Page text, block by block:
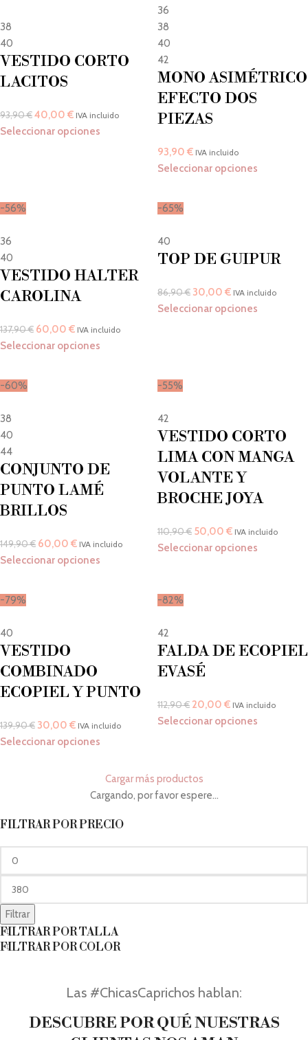
FILTRAR POR PRECIO
Filtrar
FILTRAR POR TALLA
FILTRAR POR COLOR
38
40
VESTIDO CORTO
LACITOS
93,90€40,00 € IVA incluido
Seleccionar opciones
36
38
40
42
MONO ASIMÉTRICO
EFECTO DOS
PIEZAS
93,90 € IVA incluido
Seleccionar opciones
-56%
36
40
VESTIDO HALTER
CAROLINA
137,90€ 60,00 € IVA incluido
Seleccionar opciones
-65%
40
TOP DE GUIPUR
86,90€ 30,00 € IVA incluido
Seleccionar opciones
-60%
38
40
44
CONJUNTO DE
PUNTO LAMÉ
BRILLOS
149,90€ 60,00 € IVA incluido
Seleccionar opciones
-55%
42
VESTIDO CORTO
LIMA CON MANGA
VOLANTE Y
BROCHE JOYA
110,90€ 50,00 € IVA incluido
Seleccionar opciones
-79%
40
VESTIDO
COMBINADO
ECOPIEL Y PUNTO
139,90€ 30,00 € IVA incluido
Seleccionar opciones
-82%
42
FALDA DE ECOPIEL
EVASÉ
112,90€ 20,00 € IVA incluido
Seleccionar opciones
Cargar más productos
Cargando, por favor espere...
Las #ChicasCaprichos hablan:
DESCUBRE POR QUÉ NUESTRAS